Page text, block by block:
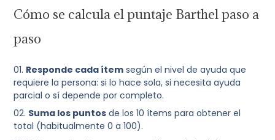
Cómo se calcula el puntaje Barthel paso a
paso
Responde cada ítem según el nivel de ayuda que
requiere la persona: si lo hace sola, si necesita ayuda
parcial o sí depende por completo.
Suma los puntos de los 10 ítems para obtener el
total (habitualmente 0 a 100).